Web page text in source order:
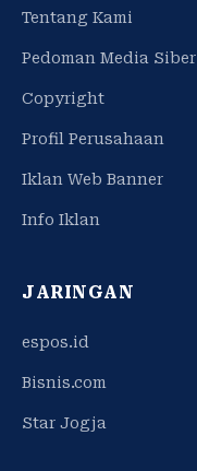
Tentang Kami
Pedoman Media Siber
Copyright
Profil Perusahaan
Iklan Web Banner
Info Iklan
JARINGAN
espos.id
Bisnis.com
Star Jogja